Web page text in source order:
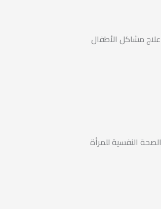
علاج مشاكل الأطفال
الصحة النفسية للمرأة